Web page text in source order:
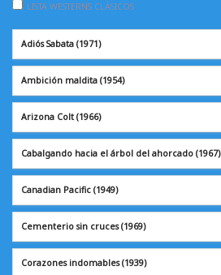
LISTA WESTERNS CLÁSICOS
Adiós Sabata (1971)
Ambición maldita (1954)
Arizona Colt (1966)
Cabalgando hacia el árbol del ahorcado (1967)
Canadian Pacific (1949)
Cementerio sin cruces (1969)
Corazones indomables (1939)